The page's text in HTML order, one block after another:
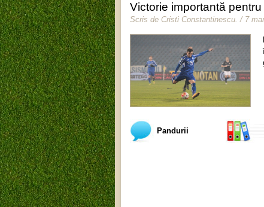
Victorie importantă
Scris de Cristi Constantinescu. / 7
Pandurii